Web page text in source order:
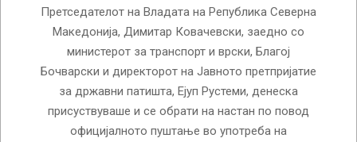
Претседателот на Владата на Република Северна
Македонија, Димитар Ковачевски, заедно со
министерот за транспорт и врски, Благој
Бочварски и директорот на Јавното претпријатие
за државни патишта, Ејуп Рустеми, денеска
присуствуваше и се обрати на настан по повод
официјалното пуштање во употреба на